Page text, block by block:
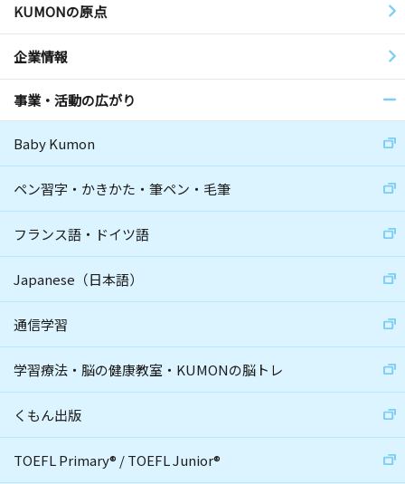
KUMONの原点
企業情報
事業・活動の広がり
Baby Kumon
ペン習字・かきかた・筆ペン・毛筆
フランス語・ドイツ語
Japanese（日本語）
通信学習
学習療法・脳の健康教室・KUMONの脳トレ
くもん出版
TOEFL Primary® /TOEFL Junior®